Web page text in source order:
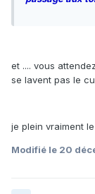
et .... vous
se lavent pas le
je plein vraiment
Modifié le 20